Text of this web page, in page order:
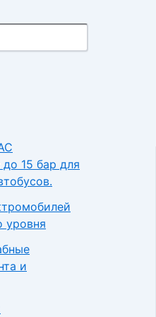
15 бар для
уровня
и